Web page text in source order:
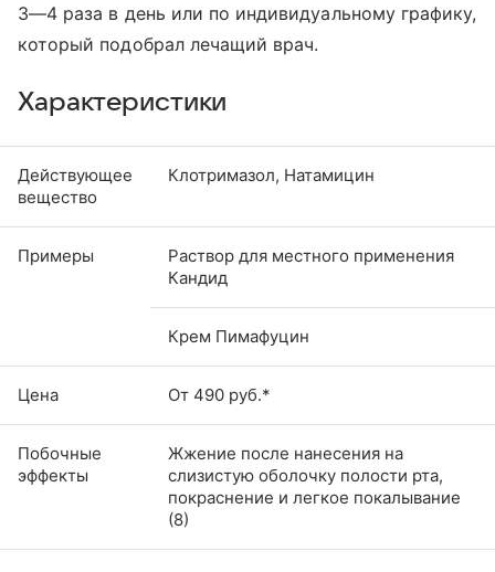
3—4 раза в день или по индивидуальному графику,
который подобрал лечащий врач.
Характеристики
Действующее
вещество
Клотримазол, Натамицин
Примеры
Раствор для местного применения
Кандид
Крем Пимафуцин
Цена От 490 руб.*
Побочные
эффекты
Жжение после нанесения на
слизистую оболочку полости рта,
покраснение и легкое покалывание
(8)